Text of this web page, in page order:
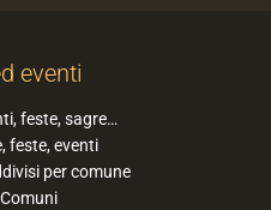
eventi
feste, sagre…
feste, eventi
per comune